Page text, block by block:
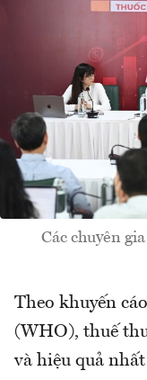
Các chuyên
Theo khuyến
(WHO), thuế
và hiệu quả